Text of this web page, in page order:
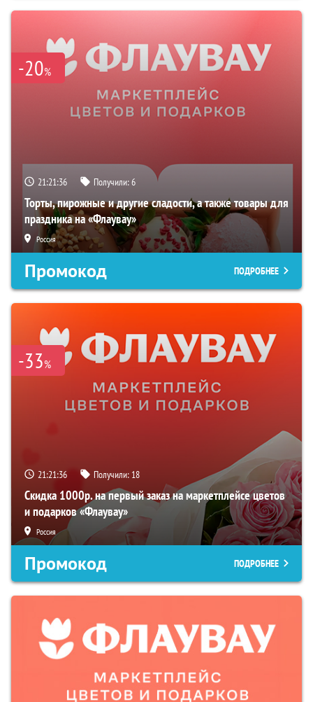
-20%
21:21:35 Получили:6
Торты, пирожные и другие сладости, а также товары для
праздника на «Флаувау»
Россия
Промокод ПОДРОБНЕЕ
-33%
21:21:35 Получили: 18
Скидка 1000р. на первый заказ на маркетплейсе цветов
и подарков «Флаувау»
Россия
Промокод ПОДРОБНЕЕ